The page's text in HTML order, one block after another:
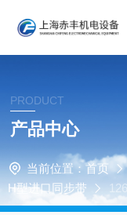
PRODUCT
产品中心
当前位置： 首页
H型进口同步带
形同步带1260XH进口